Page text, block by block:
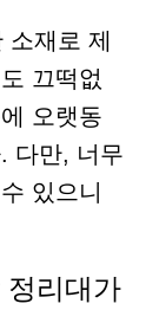
재로 제
끄떡없
오랫동
다만, 너무
있으니
리대가